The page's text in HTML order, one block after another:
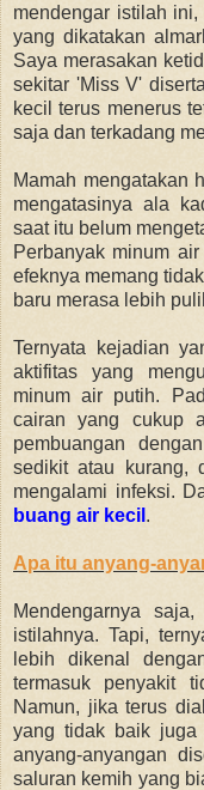
mendengar istilah
yang dikatakan
Saya merasakan
sekitar 'Miss V'
kecil terus menerus
saja dan terkadang
Mamah mengatakan
mengatasinya ala
saat itu belum
Perbanyak minum
efeknya memang
baru merasa lebih
Ternyata kejadian
aktifitas yang
minum air putih.
cairan yang cukup
pembuangan
sedikit atau kurang,
mengalami infeksi.
buang air kecil .
Apa itu anyang-
Mendengarnya
istilahnya. Tapi,
lebih dikenal
termasuk penyakit
Namun, jika terus
yang tidak baik juga
anyang-anyangan
saluran kemih yang